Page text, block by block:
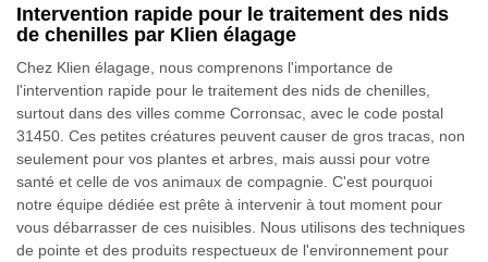
Intervention rapide pour le traitement des nids
de chenilles par Klien élagage
Chez Klien élagage, nous comprenons l'importance de
l'intervention rapide pour le traitement des nids de chenilles,
surtout dans des villes comme Corronsac, avec le code postal
31450. Ces petites créatures peuvent causer de gros tracas, non
seulement pour vos plantes et arbres, mais aussi pour votre
santé et celle de vos animaux de compagnie. C'est pourquoi
notre équipe dédiée est prête à intervenir à tout moment pour
vous débarrasser de ces nuisibles. Nous utilisons des techniques
de pointe et des produits respectueux de l'environnement pour